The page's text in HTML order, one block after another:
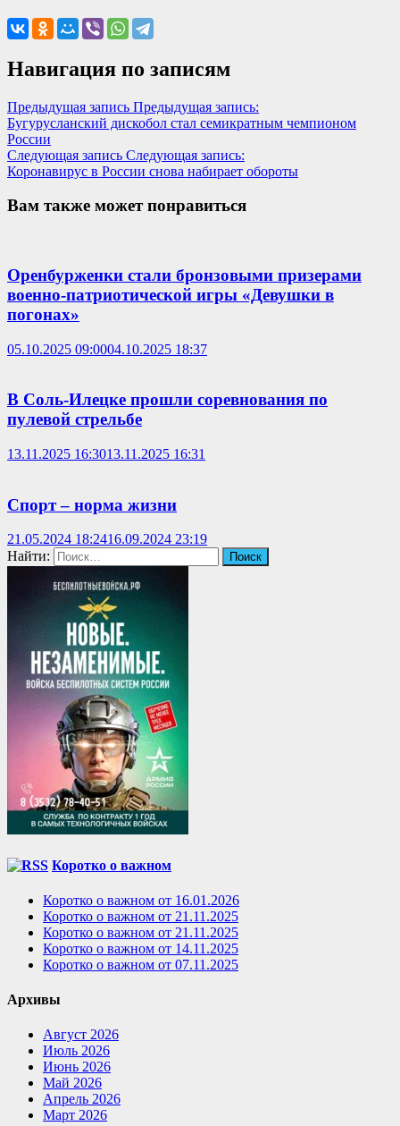
Навигация по записям
Предыдущая запись Предыдущая запись:
Бугурусланский дискобол стал семикратным чемпионом
России
Следующая запись Следующая запись:
Коронавирус в России снова набирает обороты
Вам также может понравиться
Оренбурженки стали бронзовыми призерами
военно-патриотической игры «Девушки в
погонах»
05.10.2025 09:0004.10.2025 18:37
В Соль-Илецке прошли соревнования по
пулевой стрельбе
13.11.2025 16:3013.11.2025 16:31
Спорт – норма жизни
21.05.2024 18:2416.09.2024 23:19
Найти:
Коротко о важном
Коротко о важном от 16.01.2026
Коротко о важном от 21.11.2025
Коротко о важном от 21.11.2025
Коротко о важном от 14.11.2025
Коротко о важном от 07.11.2025
Архивы
Август 2026
Июль 2026
Июнь 2026
Май 2026
Апрель 2026
Март 2026